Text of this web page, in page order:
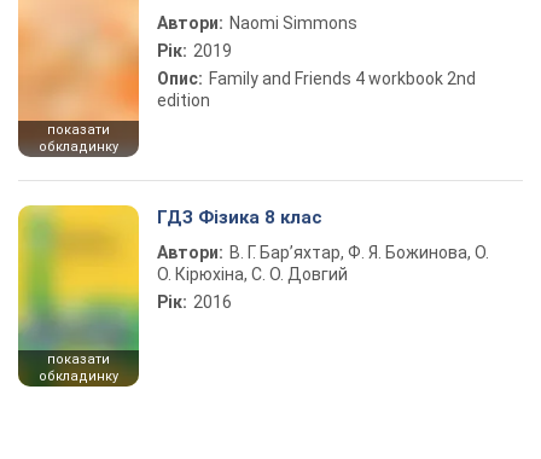
показати
обкладинку
Автори: Naomi Simmons
Рік: 2019
Опис: Family and Friends 4 workbook 2nd
edition
показати
обкладинку
ГДЗ Фізика 8 клас
Автори: В. Г. Бар’яхтар, Ф. Я. Божинова, О.
О. Кірюхіна, С. О. Довгий
Рік: 2016